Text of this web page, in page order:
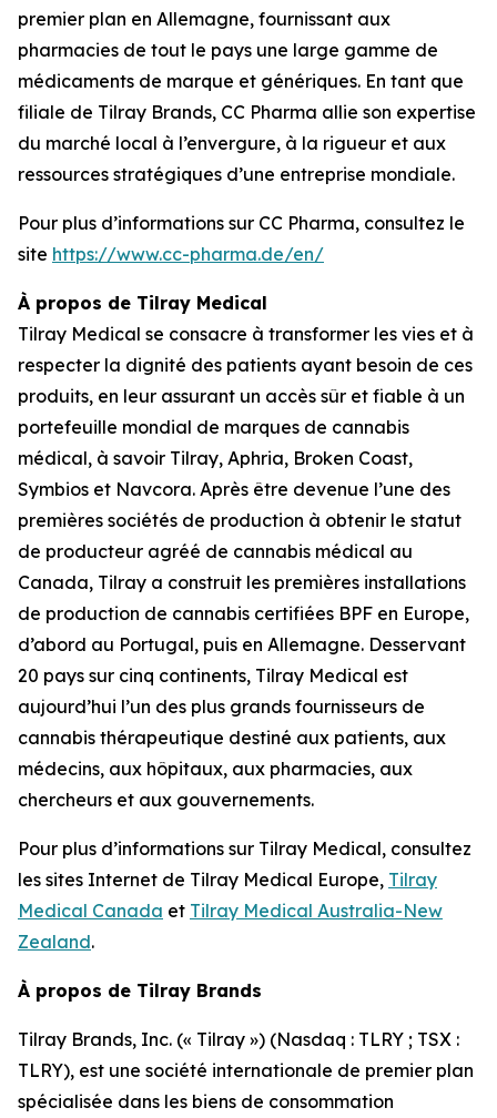
premier plan en Allemagne, fournissant aux
pharmacies de tout le pays une large gamme de
médicaments de marque et génériques. En tant que
filiale de Tilray Brands, CC Pharma allie son expertise
du marché local à l’envergure, à la rigueur et aux
ressources stratégiques d’une entreprise mondiale.
Pour plus d’informations sur CC Pharma, consultez le
site https://www.cc-pharma.de/en/
À propos de Tilray Medical
Tilray Medical se consacre à transformer les vies et à
respecter la dignité des patients ayant besoin de ces
produits, en leur assurant un accès sûr et fiable à un
portefeuille mondial de marques de cannabis
médical, à savoir Tilray, Aphria, Broken Coast,
Symbios et Navcora. Après être devenue l’une des
premières sociétés de production à obtenir le statut
de producteur agréé de cannabis médical au
Canada, Tilray a construit les premières installations
de production de cannabis certifiées BPF en Europe,
d’abord au Portugal, puis en Allemagne. Desservant
20 pays sur cinq continents, Tilray Medical est
aujourd’hui l’un des plus grands fournisseurs de
cannabis thérapeutique destiné aux patients, aux
médecins, aux hôpitaux, aux pharmacies, aux
chercheurs et aux gouvernements.
Pour plus d’informations sur Tilray Medical, consultez
les sites Internet de Tilray Medical Europe, Tilray
Medical Canada et Tilray Medical Australia-New
Zealand.
À propos de Tilray Brands
Tilray Brands, Inc. (« Tilray ») (Nasdaq : TLRY ; TSX :
TLRY), est une société internationale de premier plan
spécialisée dans les biens de consommation